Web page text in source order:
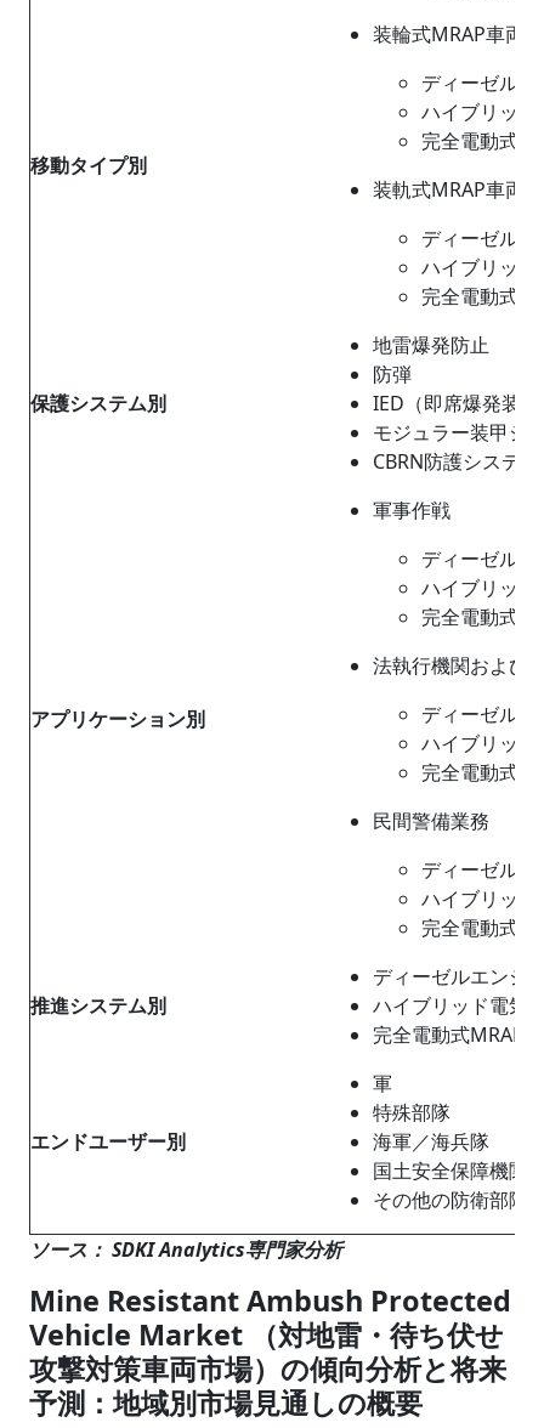
移動タイプ別
装輪式MRAP車両
ディーゼル
ハイブリッ
完全電動式
装軌式MRAP車両
ディーゼル
ハイブリッ
完全電動式
保護システム別
地雷爆発防止
防弾
IED（即席爆発装
モジュラー装甲シ
CBRN防護システム
アプリケーション別
軍事作戦
ディーゼル
ハイブリッ
完全電動式
法執行機関および
ディーゼル
ハイブリッ
完全電動式
民間警備業務
ディーゼル
ハイブリッ
完全電動式
推進システム別
ディーゼルエンジ
ハイブリッド電気
完全電動式MRAP
エンドユーザー別
軍
特殊部隊
海軍／海兵隊
国土安全保障機関
その他の防衛部隊
ソース： SDKI Analytics専門家分析
Mine Resistant Ambush Protected
Vehicle Market （対地雷・待ち伏せ
攻撃対策車両市場）の傾向分析と将来
予測：地域別市場見通しの概要